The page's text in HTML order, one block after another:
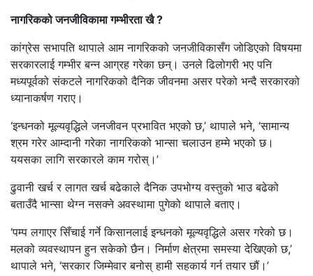
नागरिकको जनजीविकामा गम्भीरता खै ?
कांग्रेस सभापति थापाले आम नागरिकको जनजीविकासँग जोडिएको विषयमा
सरकारलाई गम्भीर बन्न आग्रह गरेका छन्। उनले ढिलोगरी भए पनि
मध्यपूर्वको संकटले नागरिकको दैनिक जीवनमा असर परेको भन्दै सरकारको
ध्यानाकर्षण गराए।
‘इन्धनको मूल्यवृद्धिले जनजीवन प्रभावित भएको छ,’ थापाले भने, ‘सामान्य
श्रम गरेर आम्दानी गरेका नागरिकको भान्सा चलाउन हम्मे भएको छ।
ययसका लागि सरकारले काम गरोस्।’
ढुवानी खर्च र लागत खर्च बढेकाले दैनिक उपभोग्य वस्तुको भाउ बढेको
बताउँदै भान्सा थेग्न नसक्ने अवस्थामा पुगेको थापाले बताए।
‘पम्प लगाएर सिँचाई गर्ने किसानलाई इन्धनको मूल्यवृद्धिले असर गरेको छ।
मलको व्यवस्थापन हुन सकेको छैन। निर्माण क्षेत्रमा समस्या देखिएको छ,’
थापाले भने, ‘सरकार जिम्मेवार बनोस् हामी सहकार्य गर्न तयार छौं।’